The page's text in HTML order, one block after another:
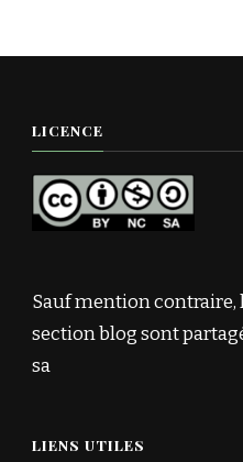
LICENCE
Sauf mention contraire,
section blog sont
sa
LIENS UTILES